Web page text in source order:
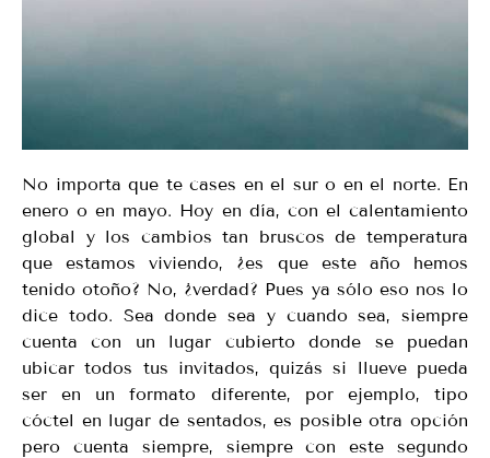
No importa que te cases en el sur o en el norte. En
enero o en mayo. Hoy en día, con el calentamiento
global y los cambios tan bruscos de temperatura
que estamos viviendo, ¿es que este año hemos
tenido otoño? No, ¿verdad? Pues ya sólo eso nos lo
dice todo. Sea donde sea y cuando sea, siempre
cuenta con un lugar cubierto donde se puedan
ubicar todos tus invitados, quizás si llueve pueda
ser en un formato diferente, por ejemplo, tipo
cóctel en lugar de sentados, es posible otra opción
pero cuenta siempre, siempre con este segundo